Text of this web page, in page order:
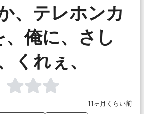
、テレホンカ
、俺に、さし
くれぇ、
11ヶ月くらい前